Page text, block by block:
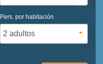
Pers. por habitación